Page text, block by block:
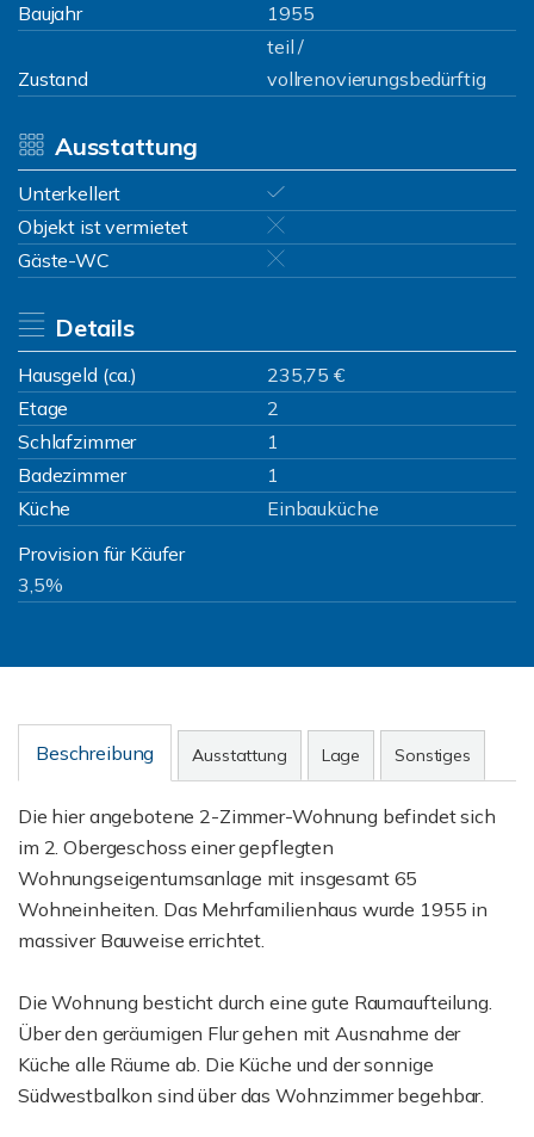
Baujahr 1955
Zustand
teil /
vollrenovierungsbedürftig
Ausstattung
Unterkellert
Objekt ist vermietet
Gäste-WC
Details
Hausgeld (ca.)
235,75 €
Etage
2
Schlafzimmer
1
Badezimmer
1
Küche
Einbauküche
Provision für Käufer
3,5%
Beschreibung Ausstattung Lage Sonstiges
Die hier angebotene 2-Zimmer-Wohnung befindet sich
im 2. Obergeschoss einer gepflegten
Wohnungseigentumsanlage mit insgesamt 65
Wohneinheiten. Das Mehrfamilienhaus wurde 1955 in
massiver Bauweise errichtet.
Die Wohnung besticht durch eine gute Raumaufteilung.
Über den geräumigen Flur gehen mit Ausnahme der
Küche alle Räume ab. Die Küche und der sonnige
Südwestbalkon sind über das Wohnzimmer begehbar.